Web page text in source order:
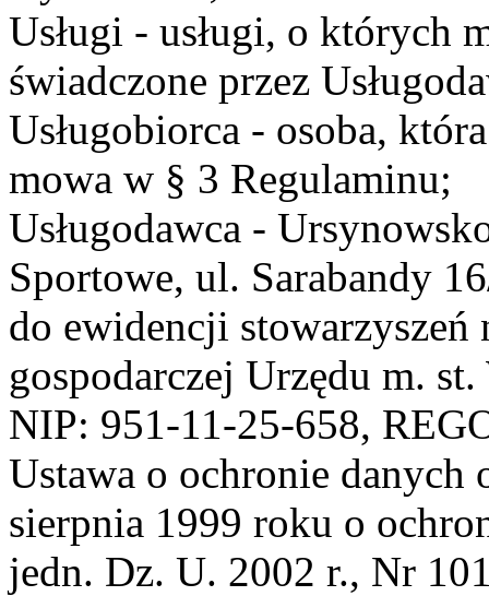
Usługi - usługi, o których
świadczone przez
Usługobiorca - osoba,
mowa w § 3 Regulaminu;
Usługodawca -
Sportowe, ul. Sarabandy
do ewidencji stowarzyszeń
gospodarczej Urzędu m.
NIP: 951-11-25-658,
Ustawa o ochronie danych
sierpnia 1999 roku o
jedn. Dz. U. 2002 r., Nr